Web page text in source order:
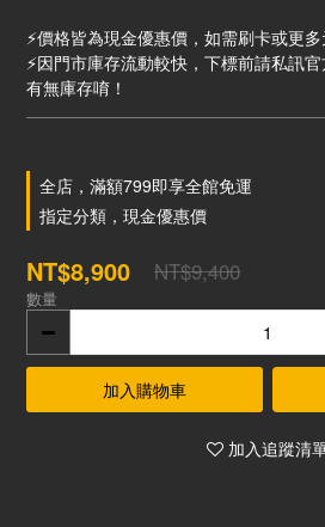
⚡價格皆為現金優惠價，如需刷卡或更多
⚡因門市庫存流動較快，下標前請私訊
有無庫存唷！
全店，滿額799即享全館免運
指定分類，現金優惠價
NT$8,900 NT$9,400
數量
加入購物車
加入追蹤清